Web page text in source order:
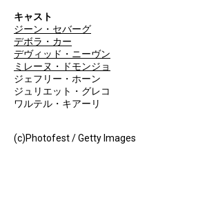
キャスト
ジーン・セバーグ
デボラ・カー
デヴィッド・ニーヴン
ミレーヌ・ドモンジョ
ジェフリー・ホーン
ジュリエット・グレコ
ワルテル・キアーリ
(c)Photofest / Getty Images